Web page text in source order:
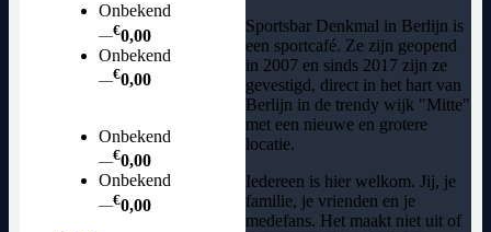
Sportsbar Denkmal in Berlijn is
een sportcafé. Ze zijn geopend
in 2007 en sinds 2017 zijn ze
gevestigd, direct in het hart van
Berlijn in de trendy wijk "Mitte"
met een nieuwe en grotere
locatie.
Iedereen is hier welkom. Jij, je
familie, je vrienden en je
medefans. Het maakt niet uit of
Onbekend
—€0,00
Onbekend
—€0,00
Onbekend
—€0,00
Onbekend
—€0,00